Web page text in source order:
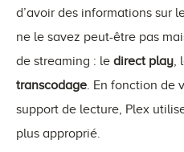
d’avoir des informations sur
ne le savez peut-être pas
de streaming : le direct play,
transcodage. En fonction de
support de lecture, Plex
plus approprié.